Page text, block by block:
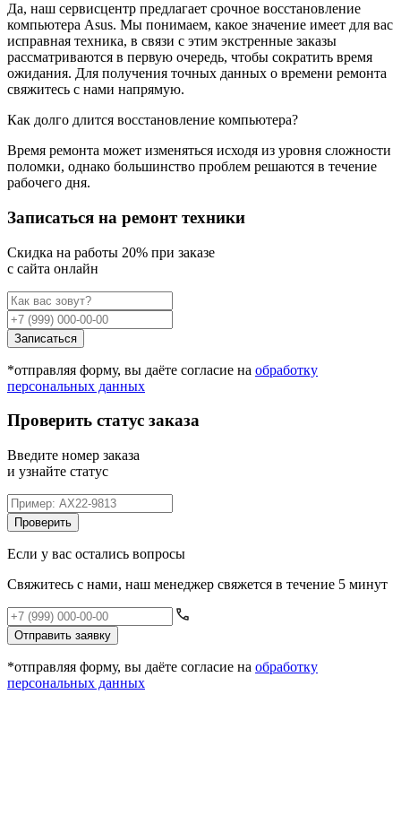
Да, наш сервисцентр предлагает срочное восстановление
компьютера Asus. Мы понимаем, какое значение имеет для вас
исправная техника, в связи с этим экстренные заказы
рассматриваются в первую очередь, чтобы сократить время
ожидания. Для получения точных данных о времени ремонта
свяжитесь с нами напрямую.
Как долго длится восстановление компьютера?
Время ремонта может изменяться исходя из уровня сложности
поломки, однако большинство проблем решаются в течение
рабочего дня.
Записаться на ремонт техники
Cкидка на работы 20% при заказе
с сайта онлайн
Записаться
*отправляя форму, вы даёте согласие на обработку
персональных данных
Проверить статус заказа
Введите номер заказа
и узнайте статус
Проверить
Если у вас остались вопросы
Свяжитесь с нами, наш менеджер свяжется в течение 5 минут
Отправить заявку
*отправляя форму, вы даёте согласие на обработку
персональных данных